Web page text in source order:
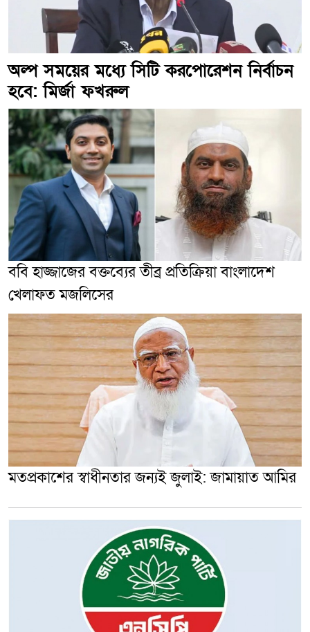
অল্প সময়ের মধ্যে সিটি করপোরেশন নির্বাচন
হবে: মির্জা ফখরুল
ববি হাজ্জাজের বক্তব্যের তীব্র প্রতিক্রিয়া বাংলাদেশ
খেলাফত মজলিসের
মতপ্রকাশের স্বাধীনতার জন্যই জুলাই: জামায়াত আমির